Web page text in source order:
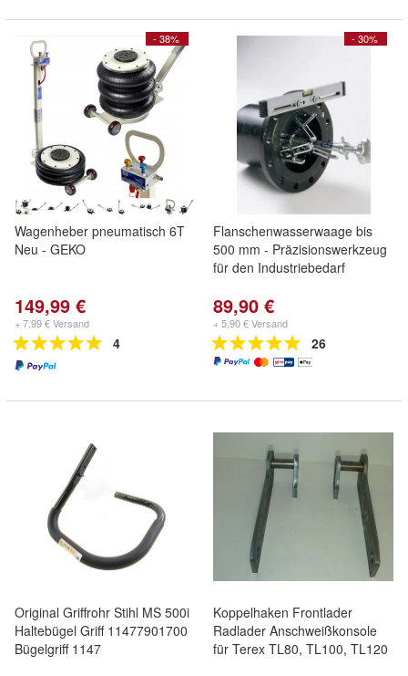
- 38%
Wagenheber pneumatisch 6T
Neu - GEKO
149,99 €
+ 7,99 € Versand
4
- 30%
Flanschenwasserwaage bis
500 mm - Präzisionswerkzeug
für den Industriebedarf
89,90 €
+ 5,90 € Versand
26
Original Griffrohr Stihl MS 500i
Haltebügel Griff 11477901700
Bügelgriff 1147
Koppelhaken Frontlader
Radlader Anschweißkonsole
für Terex TL80, TL100, TL120